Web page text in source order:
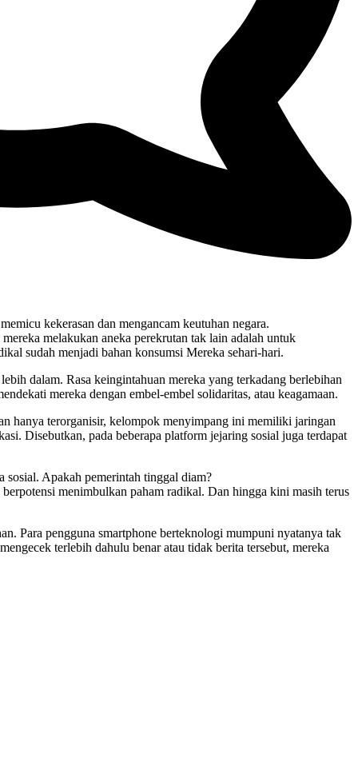
kekerasan dan mengancam keutuhan negara.
melakukan aneka perekrutan tak lain adalah untuk
sudah menjadi bahan konsumsi Mereka sehari-hari.
dalam. Rasa keingintahuan mereka yang terkadang berlebihan
mereka dengan embel-embel solidaritas, atau keagamaan.
hanya terorganisir, kelompok menyimpang ini memiliki jaringan
Disebutkan, pada beberapa platform jejaring sosial juga terdapat
Apakah pemerintah tinggal diam?
menimbulkan paham radikal. Dan hingga kini masih terus
Para pengguna smartphone berteknologi mumpuni nyatanya tak
terlebih dahulu benar atau tidak berita tersebut, mereka